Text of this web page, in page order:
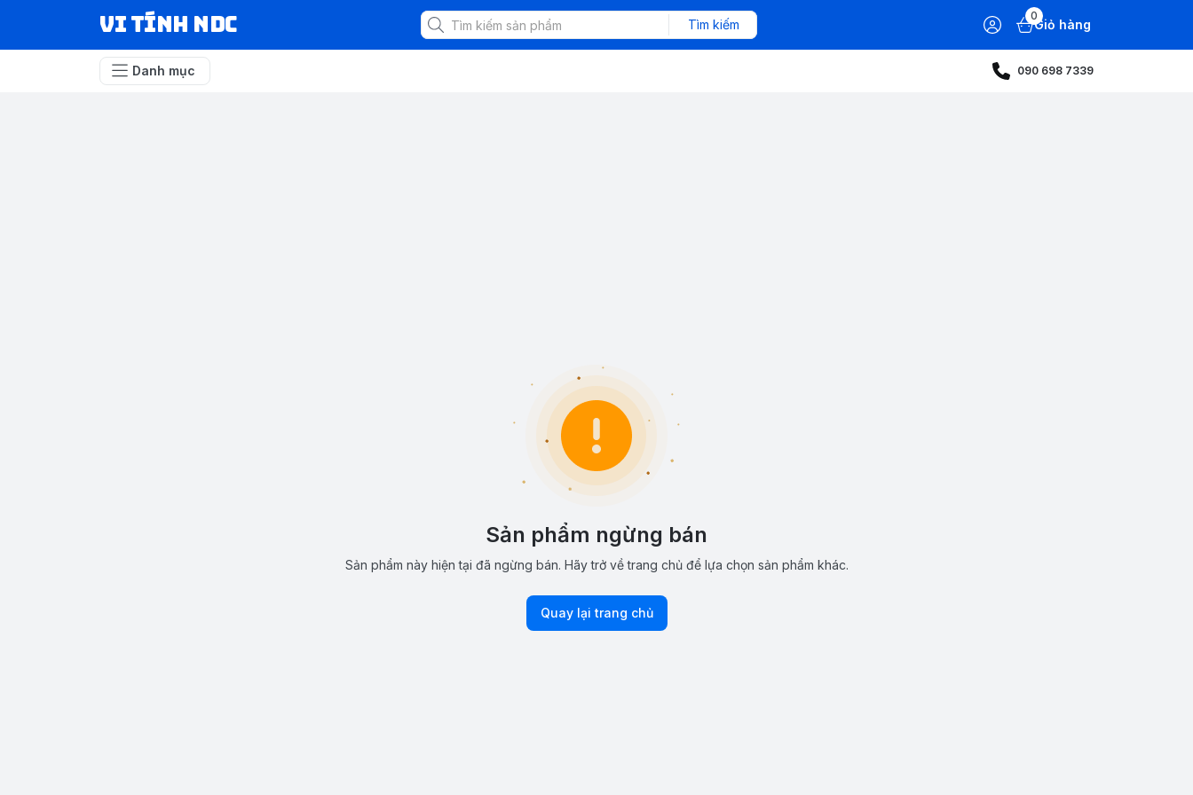
VI TÍNH NDC Tìm kiếm
0
Giỏ hàng
Danh mục 090 698 7339
Sản phẩm ngừng bán
Sản phẩm này hiện tại đã ngừng bán. Hãy trở về trang chủ để lựa chọn sản phẩm khác.
Quay lại trang chủ